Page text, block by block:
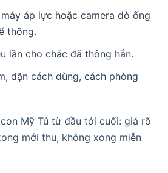
áp lực hoặc camera dò ống
thông.
lần cho chắc đã thông hẳn.
dặn cách dùng, cách phòng
Mỹ Tú từ đầu tới cuối: giá rõ
mới thu, không xong miễn